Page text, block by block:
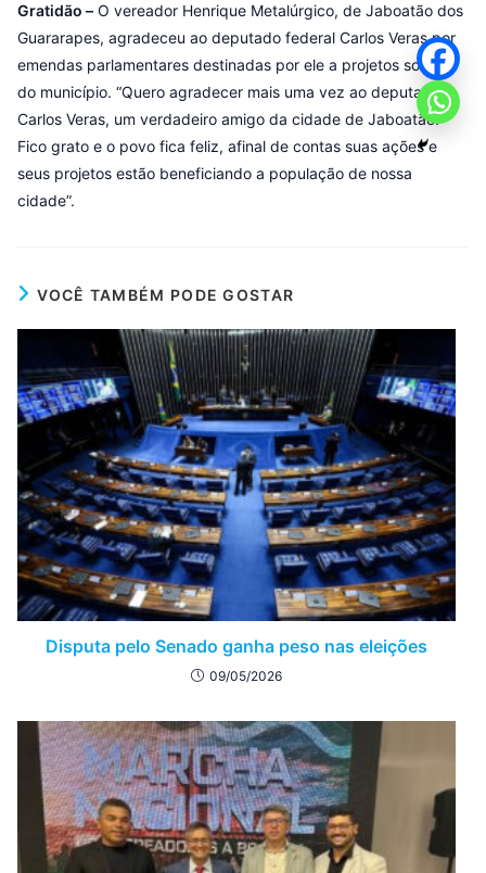
Gratidão – O vereador Henrique Metalúrgico, de Jaboatão dos
Guararapes, agradeceu ao deputado federal Carlos Veras por
emendas parlamentares destinadas por ele a projetos sociais
do município. “Quero agradecer mais uma vez ao deputado
Carlos Veras, um verdadeiro amigo da cidade de Jaboatão.
Fico grato e o povo fica feliz, afinal de contas suas ações e
seus projetos estão beneficiando a população de nossa
cidade”.
VOCÊ TAMBÉM PODE GOSTAR
Disputa pelo Senado ganha peso nas eleições
09/05/2026